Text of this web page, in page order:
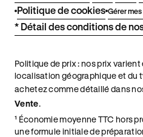
Politique de cookies Gérer
* Détail des conditions de
Politique de prix : nos prix
localisation géographique et du
achetez comme détaillé dans
Vente.
¹ Économie moyenne TTC hors
une formule initiale de